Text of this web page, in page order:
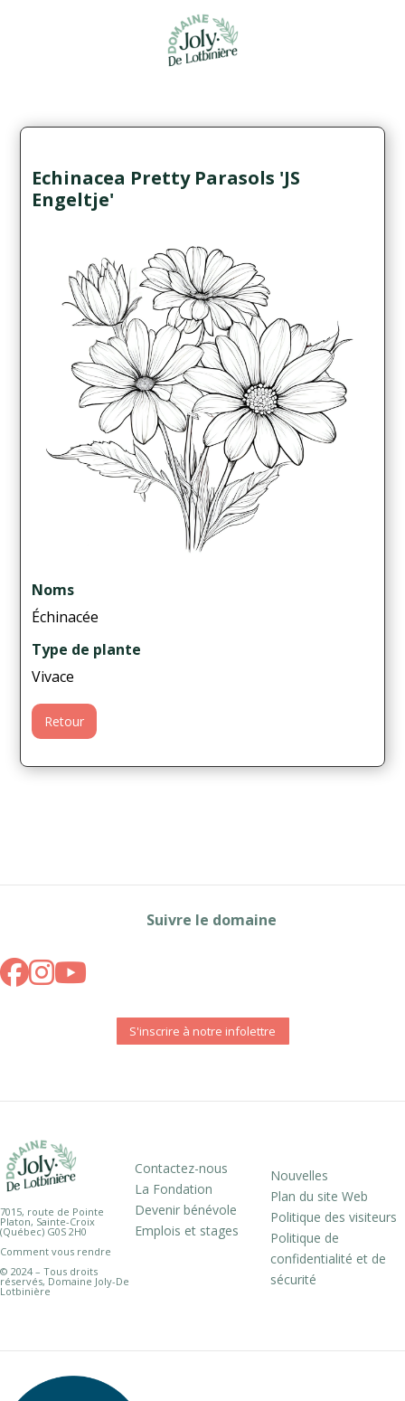
Echinacea Pretty Parasols 'JS
Engeltje'
Noms
Échinacée
Type de plante
Vivace
Retour
Suivre le domaine
S'inscrire à notre infolettre
7015, route de Pointe
Platon, Sainte-Croix
(Québec) G0S 2H0
Comment vous rendre
© 2024 – Tous droits
réservés, Domaine Joly-De
Lotbinière
Contactez-nous
La Fondation
Devenir bénévole
Emplois et stages
Nouvelles
Plan du site Web
Politique des visiteurs
Politique de
confidentialité et de
sécurité